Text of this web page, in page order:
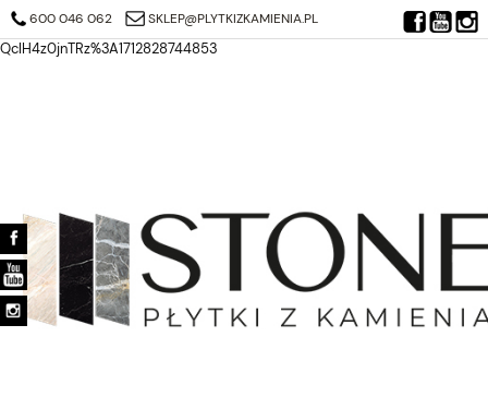
https://search.google.com/search-console/verification-download?
QclH4z0jnTRz%3A1712828744853
600 046 062 SKLEP@PLYTKIZKAMIENIA.PL